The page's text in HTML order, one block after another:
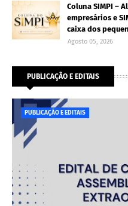
Coluna SIMPI –
empresários e
caixa dos
Agosto 05, 2026
PUBLICAÇÃO E EDITAIS
PUBLICAÇÃO E EDITAIS